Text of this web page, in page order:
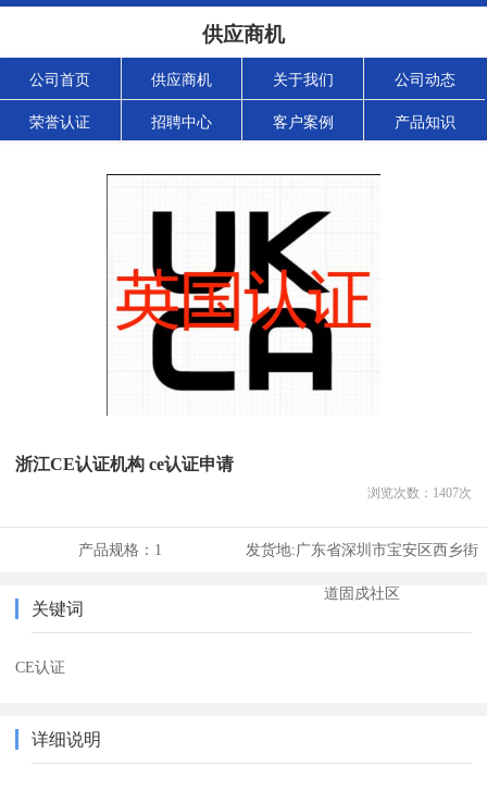
供应商机
公司首页 供应商机 关于我们 公司动态
荣誉认证 招聘中心 客户案例 产品知识
浙江CE认证机构 ce认证申请
浏览次数： 1407次
产品规格： 1 发货地:广东省深圳市宝安区西乡街
道固戍社区
关键词
CE认证
详细说明